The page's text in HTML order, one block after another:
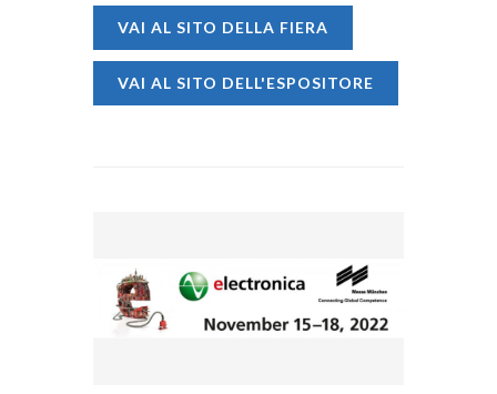
VAI AL SITO DELLA FIERA
VAI AL SITO DELL'ESPOSITORE